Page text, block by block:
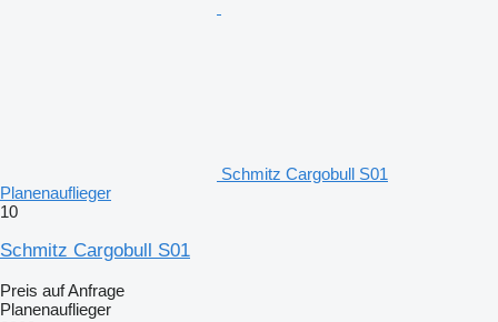
Schmitz Cargobull S01
Planenauflieger
10
Schmitz Cargobull S01
Preis auf Anfrage
Planenauflieger